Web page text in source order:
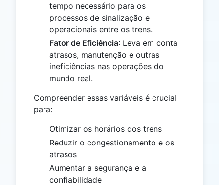
tempo necessário para os
processos de sinalização e
operacionais entre os trens.
Fator de Eficiência: Leva em conta
atrasos, manutenção e outras
ineficiências nas operações do
mundo real.
Compreender essas variáveis é crucial
para:
Otimizar os horários dos trens
Reduzir o congestionamento e os
atrasos
Aumentar a segurança e a
confiabilidade